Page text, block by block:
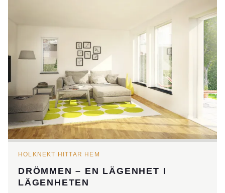
HOLKNEKT HITTAR HEM
DRÖMMEN – EN LÄGENHET I
LÄGENHETEN